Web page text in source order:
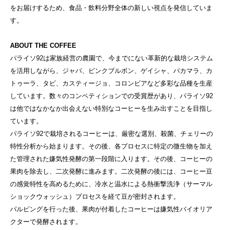
をお届けするため、食品・飲料分野全体の新しい視点を発信していま
す。
ABOUT THE COFFEE
パライソ92は家族経営の農園で、今までにない革新的な栽培システム
を活用しながら、ジャバ、ピンクブルボン、ゲイシャ、パカマラ、カ
トゥーラ、タビ、カスティージョ、コロンビアなど多彩な品種を生産
しています。数々のコンペティションでの受賞歴があり、パライソ92
は他ではなかなか出会えない特別なコーヒーを生み出すことを目指し
ています。
パライソ92で栽培されるコーヒーは、厳密な選別、殺菌、チェリーの
特性分析から始まります。その後、各プロセスに特定の微生物を加え
た管理された嫌気性発酵の第一段階に入ります。その後、コーヒーの
果肉を除去し、二次発酵に進みます。二次発酵の後には、コーヒー豆
の感覚特性を高めるために、冷水と温水による熱衝撃洗浄（サーマル
ショックウォッシュ）プロセスを経て豆が密封されます。
パルピングを行った後、果肉が付着したコーヒーは嫌気性バイオリア
クターで発酵されます。